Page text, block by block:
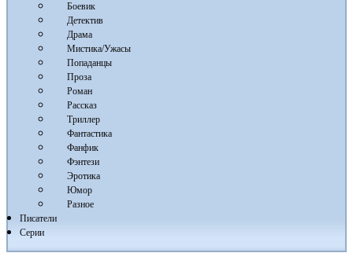
Боевик
Детектив
Драма
Мистика/Ужасы
Попаданцы
Проза
Роман
Рассказ
Триллер
Фантастика
Фанфик
Фэнтези
Эротика
Юмор
Разное
Писатели
Серии